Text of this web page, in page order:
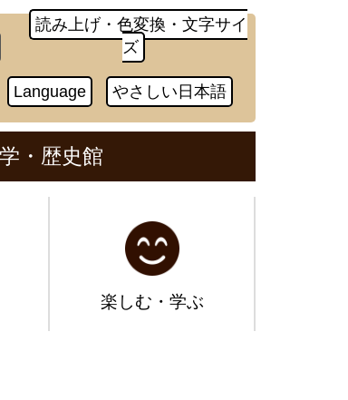
読み上げ・色変換・文字サイ
ズ
Language やさしい日本語
・歴史館
楽しむ・学ぶ